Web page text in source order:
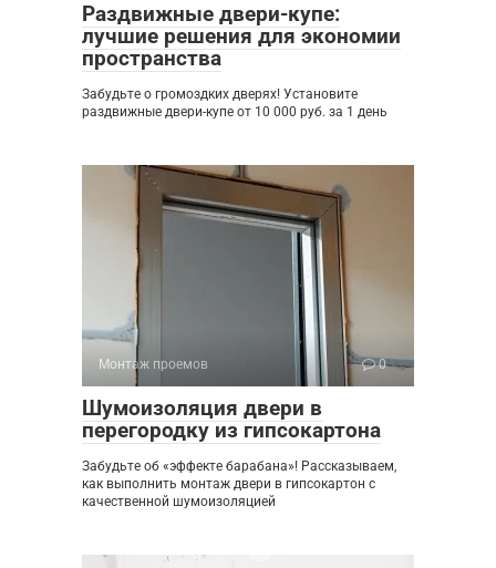
Раздвижные двери-купе:
лучшие решения для экономии
пространства
Забудьте о громоздких дверях! Установите
раздвижные двери-купе от 10 000 руб. за 1 день
Монтаж проемов 0
Шумоизоляция двери в
перегородку из гипсокартона
Забудьте об «эффекте барабана»! Рассказываем,
как выполнить монтаж двери в гипсокартон с
качественной шумоизоляцией